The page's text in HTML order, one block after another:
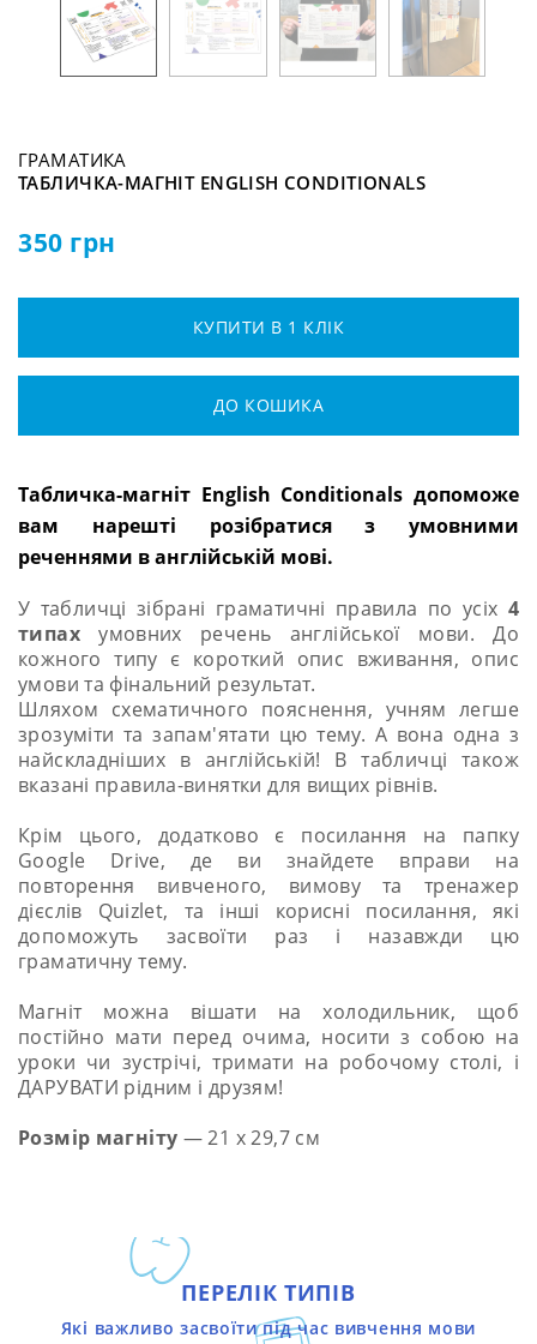
ГРАМАТИКА
ТАБЛИЧКА-МАГНІТ ENGLISH CONDITIONALS
350 грн
КУПИТИ В 1 КЛІК
ДО КОШИКА
Табличка-магніт English Conditionals допоможе
вам нарешті розібратися з умовними
реченнями в англійській мові.
У табличці зібрані граматичні правила по усіх 4
типахумовних речень англійської мови. До
кожного типу є короткий опис вживання, опис
умови та фінальний результат.
Шляхом схематичного пояснення, учням легше
зрозуміти та запам'ятати цю тему. А вона одна з
найскладніших в англійській! В табличці також
вказані правила-винятки для вищих рівнів.
Крім цього, додатково є посилання на папку
Google Drive, де ви знайдете вправи на
повторення вивченого, вимову та тренажер
дієслів Quizlet, та інші корисні посилання, які
допоможуть засвоїти раз і назавжди цю
граматичну тему.
Магніт можна вішати на холодильник, щоб
постійно мати перед очима, носити з собою на
уроки чи зустрічі, тримати на робочому столі, і
ДАРУВАТИ рідним і друзям!
Розмір магніту —21 х 29,7 см
ПЕРЕЛІК ТИПІВ
Які важливо засвоїти під час вивчення мови